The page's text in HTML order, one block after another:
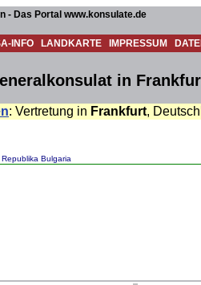
- Das Portal www.konsulate.de
INFO LANDKARTE IMPRESSUM
in
: Vertretung in Frankfurt,
Republika Bulgaria